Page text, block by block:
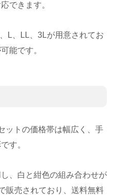
できます。
L、LL、3Lが用意されてお
能です。
ットの価格帯は幅広く、手
す。
、白と紺色の組み合わせが
販売されており、送料無料